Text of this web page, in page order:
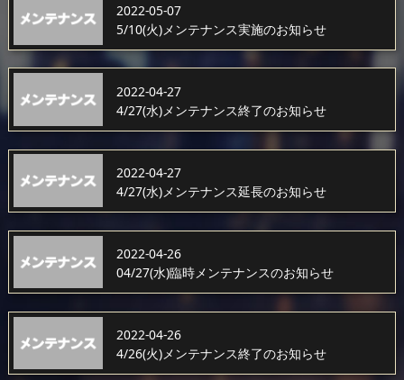
2022-05-07
5/10(火)メンテナンス実施のお知らせ
2022-04-27
4/27(水)メンテナンス終了のお知らせ
2022-04-27
4/27(水)メンテナンス延長のお知らせ
2022-04-26
04/27(水)臨時メンテナンスのお知らせ
2022-04-26
4/26(火)メンテナンス終了のお知らせ